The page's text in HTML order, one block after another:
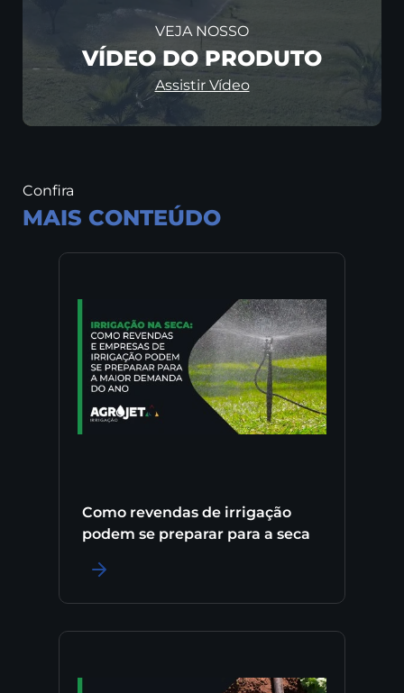
VEJA NOSSO
VÍDEO DO PRODUTO
Assistir Vídeo
Confira
MAIS CONTEÚDO
Como revendas de irrigação
podem se preparar para a seca